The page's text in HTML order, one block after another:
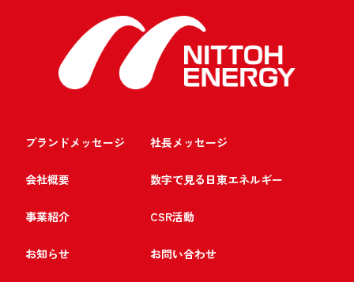
ブランドメッセージ 社長メッセージ
会社概要 数字で見る日東エネルギー
事業紹介 CSR活動
お知らせ お問い合わせ